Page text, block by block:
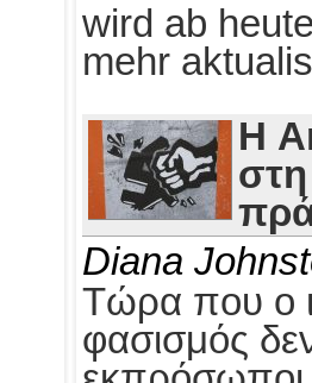
wird ab
mehr
Η
Diana
Τώρα που ο
φασισμός